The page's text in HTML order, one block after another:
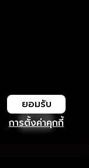
การตั้งค่าคุกกี้
ยอมรับ
เปิด